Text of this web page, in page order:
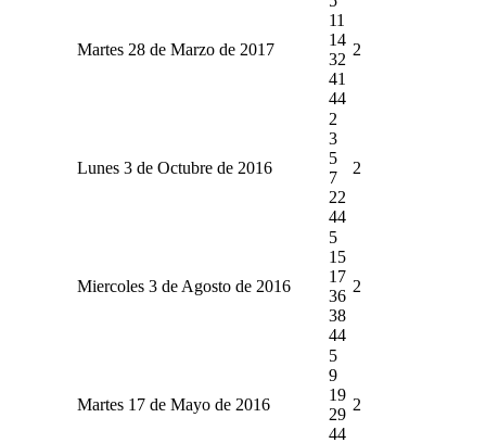
Martes 28 de Marzo de 2017
11
14
32
41
44
2
Lunes 3 de Octubre de 2016
2
3
5
7
22
44
2
Miercoles 3 de Agosto de 2016
5
15
17
36
38
44
2
Martes 17 de Mayo de 2016
5
9
19
29
44
2